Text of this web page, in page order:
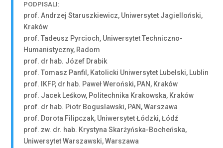
PODPISALI:
prof. Andrzej Staruszkiewicz, Uniwersytet Jagielloński,
Kraków
prof. Tadeusz Pyrcioch, Uniwersytet Techniczno-
Humanistyczny, Radom
prof. dr hab. Józef Drabik
prof. Tomasz Panfil, Katolicki Uniwersytet Lubelski, Lublin
prof. IKFP, dr hab. Paweł Weroński, PAN, Kraków
prof. Jacek Leśkow, Politechnika Krakowska, Kraków
prof. dr hab. Piotr Boguslawski, PAN, Warszawa
prof. Dorota Filipczak, Uniwersytet Łódzki, Łódź
prof. zw. dr. hab. Krystyna Skarżyńska-Bocheńska,
Uniwersytet Warszawski, Warszawa